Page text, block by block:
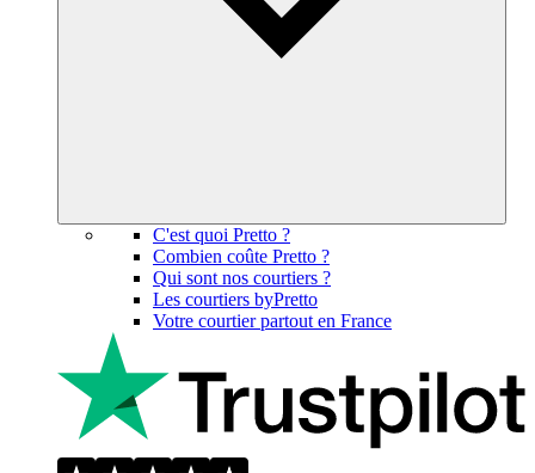
C'est quoi Pretto ?
Combien coûte Pretto ?
Qui sont nos courtiers ?
Les courtiers byPretto
Votre courtier partout en France